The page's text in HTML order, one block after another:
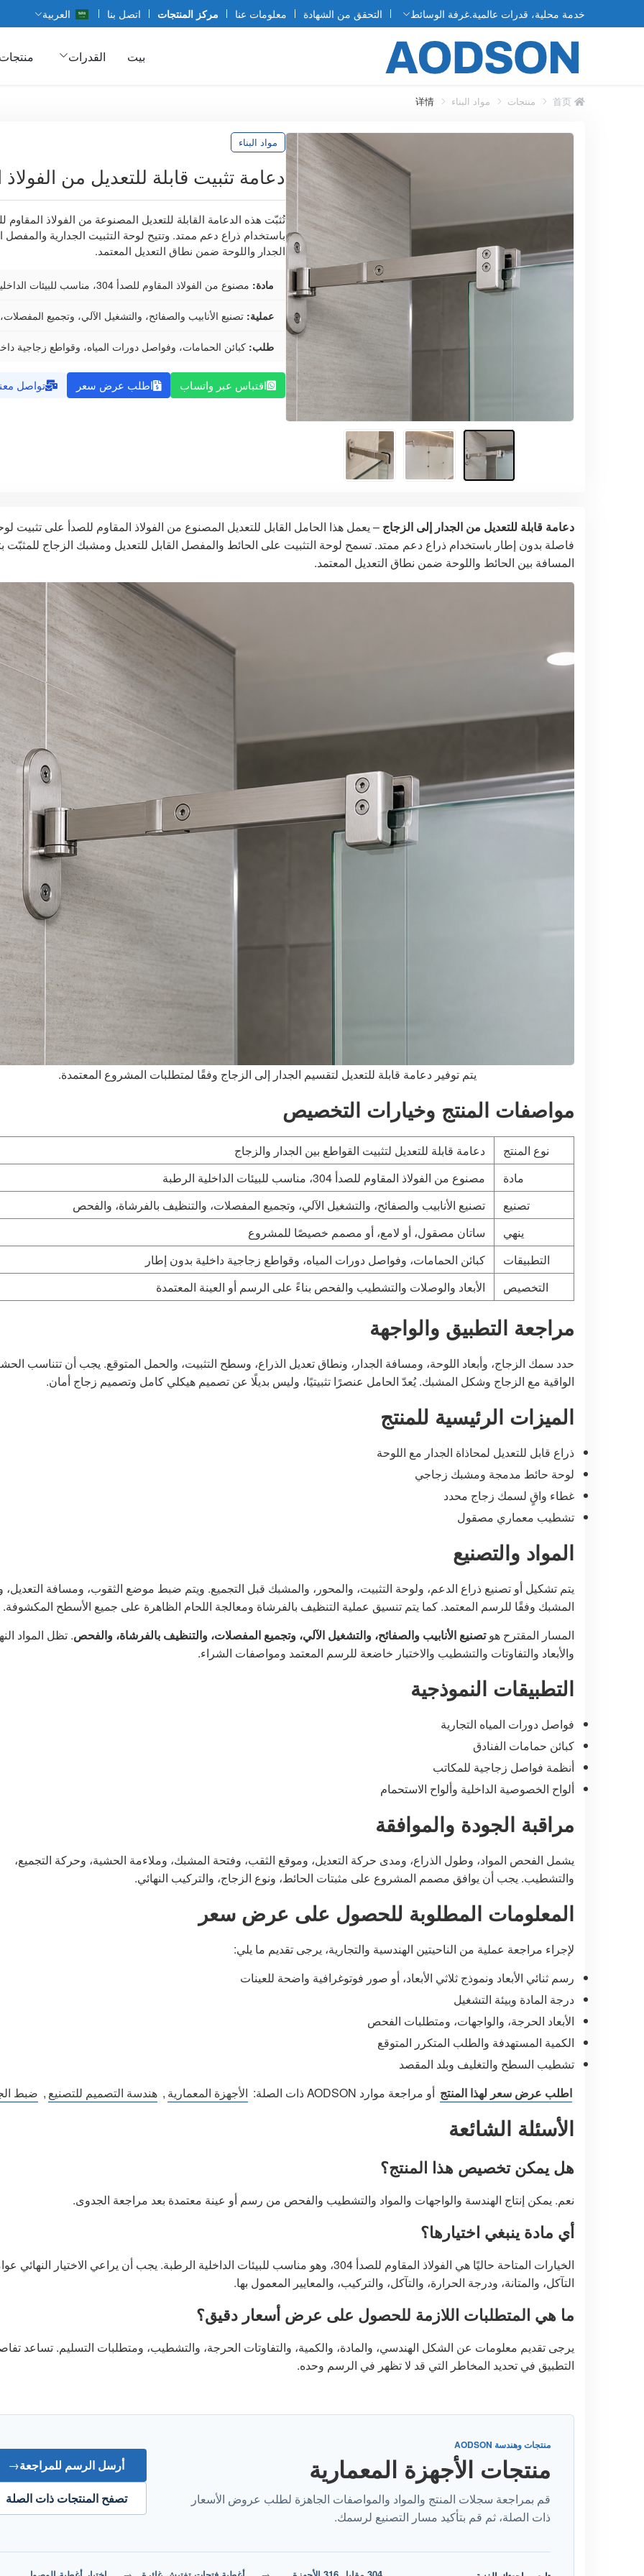
خدمة محلية، قدرات عالمية.غرفة الوسائط التحقق من الشهادة معلومات عنا مركز المنتجات اتصل بنا العربية
بيت القدرات
منتجات مواد البناء 详情
مواد البناء
دعامة تثبيت قابلة للتعديل من
تُثبّت هذه الدعامة القابلة للتعديل المصنوعة من الفولاذ
باستخدام ذراع دعم ممتد. وتتيح لوحة التثبيت الجدارية
الجدار واللوحة ضمن نطاق التعديل المعتمد.
مادة: مصنوع من الفولاذ المقاوم للصدأ 304، مناسب للبيئات الداخلية الرطبة
عملية: تصنيع الأنابيب والصفائح، والتشغيل الآلي، وتجميع
طلب: كبائن الحمامات، وفواصل دورات المياه، وقواطع زجاجية
اقتباس عبر واتساب اطلب عرض سعر تواصل
دعامة قابلة للتعديل من الجدار إلى الزجاج – يعمل هذا الحامل القابل للتعديل المصنوع من الفولاذ المقاوم للصدأ على تثبيت
فاصلة بدون إطار باستخدام ذراع دعم ممتد. تسمح لوحة التثبيت على الحائط والمفصل القابل للتعديل ومشبك الزجاج للمثبّت
المسافة بين الحائط واللوحة ضمن نطاق التعديل المعتمد.
يتم توفير دعامة قابلة للتعديل لتقسيم الجدار إلى الزجاج وفقًا لمتطلبات المشروع المعتمدة.
مواصفات المنتج وخيارات التخصيص
نوع المنتج
دعامة قابلة للتعديل لتثبيت القواطع بين الجدار والزجاج
مادة
مصنوع من الفولاذ المقاوم للصدأ 304، مناسب للبيئات الداخلية الرطبة
تصنيع
تصنيع الأنابيب والصفائح، والتشغيل الآلي، وتجميع المفصلات، والتنظيف بالفرشاة، والفحص
ينهي
ساتان مصقول، أو لامع، أو مصمم خصيصًا للمشروع
التطبيقات
كبائن الحمامات، وفواصل دورات المياه، وقواطع زجاجية داخلية بدون إطار
التخصيص
الأبعاد والوصلات والتشطيب والفحص بناءً على الرسم أو العينة المعتمدة
مراجعة التطبيق والواجهة
حدد سمك الزجاج، وأبعاد اللوحة، ومسافة الجدار، ونطاق تعديل الذراع، وسطح التثبيت، والحمل المتوقع. يجب أن تتناسب
الواقية مع الزجاج وشكل المشبك. يُعدّ الحامل عنصرًا تثبيتيًا، وليس بديلًا عن تصميم هيكلي كامل وتصميم زجاج أمان.
الميزات الرئيسية للمنتج
ذراع قابل للتعديل لمحاذاة الجدار مع اللوحة
لوحة حائط مدمجة ومشبك زجاجي
غطاء واقٍ لسمك زجاج محدد
تشطيب معماري مصقول
المواد والتصنيع
يتم تشكيل أو تصنيع ذراع الدعم، ولوحة التثبيت، والمحور، والمشبك قبل التجميع. ويتم ضبط موضع الثقوب، ومسافة التعديل،
المشبك وفقًا للرسم المعتمد. كما يتم تنسيق عملية التنظيف بالفرشاة ومعالجة اللحام الظاهرة على جميع الأسطح المكشوفة.
المسار المقترح هوتصنيع الأنابيب والصفائح، والتشغيل الآلي، وتجميع المفصلات، والتنظيف بالفرشاة، والفحص. تظل المواد
والأبعاد والتفاوتات والتشطيب والاختبار خاضعة للرسم المعتمد ومواصفات الشراء.
التطبيقات النموذجية
فواصل دورات المياه التجارية
كبائن حمامات الفنادق
أنظمة فواصل زجاجية للمكاتب
ألواح الخصوصية الداخلية وألواح الاستحمام
مراقبة الجودة والموافقة
يشمل الفحص المواد، وطول الذراع، ومدى حركة التعديل، وموقع الثقب، وفتحة المشبك، وملاءمة الحشية، وحركة التجميع،
والتشطيب. يجب أن يوافق مصمم المشروع على مثبتات الحائط، ونوع الزجاج، والتركيب النهائي.
المعلومات المطلوبة للحصول على عرض سعر
لإجراء مراجعة عملية من الناحيتين الهندسية والتجارية، يرجى تقديم ما يلي:
رسم ثنائي الأبعاد ونموذج ثلاثي الأبعاد، أو صور فوتوغرافية واضحة للعينات
درجة المادة وبيئة التشغيل
الأبعاد الحرجة، والواجهات، ومتطلبات الفحص
الكمية المستهدفة والطلب المتكرر المتوقع
تشطيب السطح والتغليف وبلد المقصد
اطلب عرض سعر لهذا المنتج أو مراجعة موارد AODSON ذات الصلة: الأجهزة المعمارية , هندسة التصميم للتصنيع , ضبط
الأسئلة الشائعة
هل يمكن تخصيص هذا المنتج؟
نعم. يمكن إنتاج الهندسة والواجهات والمواد والتشطيب والفحص من رسم أو عينة معتمدة بعد مراجعة الجدوى.
أي مادة ينبغي اختيارها؟
الخيارات المتاحة حاليًا هي الفولاذ المقاوم للصدأ 304، وهو مناسب للبيئات الداخلية الرطبة. يجب أن يراعي الاختيار النهائي
التآكل، والمتانة، ودرجة الحرارة، والتآكل، والتركيب، والمعايير المعمول بها.
ما هي المتطلبات اللازمة للحصول على عرض أسعار دقيق؟
يرجى تقديم معلومات عن الشكل الهندسي، والمادة، والكمية، والتفاوتات الحرجة، والتشطيب، ومتطلبات التسليم. تساعد
التطبيق في تحديد المخاطر التي قد لا تظهر في الرسم وحده.
منتجات وهندسة AODSON
منتجات الأجهزة المعمارية
قم بمراجعة سجلات المنتج والمواد والمواصفات الجاهزة لطلب عروض الأسعار
ذات الصلة، ثم قم بتأكيد مسار التصنيع لرسمك.
أرسل الرسم للمراجعة→
تصفح المنتجات ذات الصلة